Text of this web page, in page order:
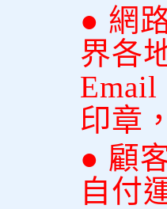
● 網
界各
印章
● 顧
自付